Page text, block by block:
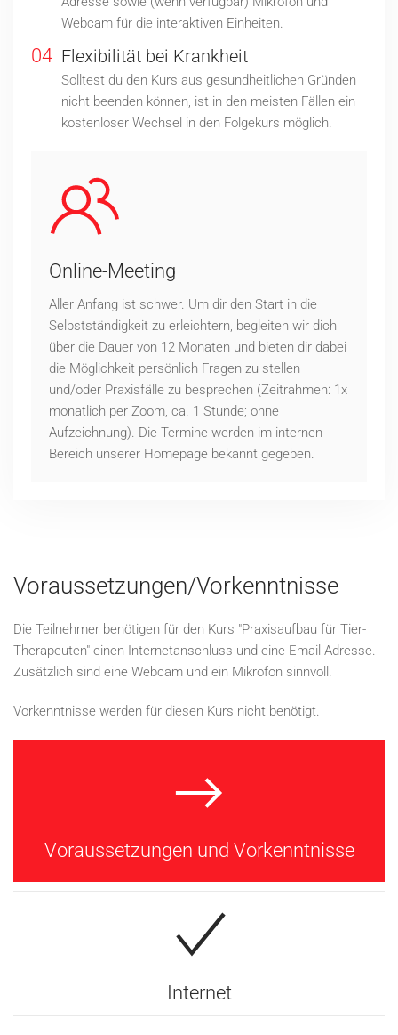
Webcam für die interaktiven Einheiten.
04 Flexibilität bei Krankheit
Solltest du den Kurs aus gesundheitlichen Gründen
nicht beenden können, ist in den meisten Fällen ein
kostenloser Wechsel in den Folgekurs möglich.
Online-Meeting
Aller Anfang ist schwer. Um dir den Start in die
Selbstständigkeit zu erleichtern, begleiten wir dich
über die Dauer von 12 Monaten und bieten dir dabei
die Möglichkeit persönlich Fragen zu stellen
und/oder Praxisfälle zu besprechen (Zeitrahmen: 1x
monatlich per Zoom, ca. 1 Stunde; ohne
Aufzeichnung). Die Termine werden im internen
Bereich unserer Homepage bekannt gegeben.
Voraussetzungen/Vorkenntnisse
Die Teilnehmer benötigen für den Kurs "Praxisaufbau für Tier-
Therapeuten" einen Internetanschluss und eine Email-Adresse.
Zusätzlich sind eine Webcam und ein Mikrofon sinnvoll.
Vorkenntnisse werden für diesen Kurs nicht benötigt.
Voraussetzungen und Vorkenntnisse
Internet